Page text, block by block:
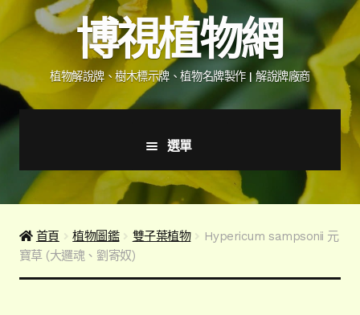
至
覽
列
至
要
內
容
博視植物網
植物解說牌、樹木標示牌、植物名牌製作 | 解說牌廠商
選單
產品價格表
首頁 植物圖鑑 雙子葉植物
Hypericum sampsonii 元
寶草 (大邏魂、劉寄奴)